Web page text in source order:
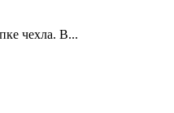
чехла. В...